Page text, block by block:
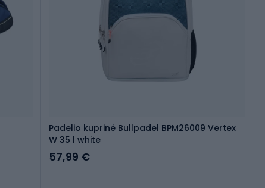
Padelio kuprinė Bullpadel BPM26009 Vertex
W 35 l white
57,99 €